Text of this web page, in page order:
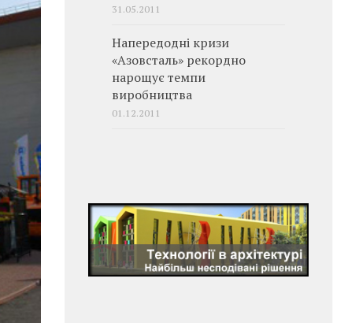
31.05.2011
Напередодні кризи
«Азовсталь» рекордно
нарощує темпи
виробництва
01.12.2011